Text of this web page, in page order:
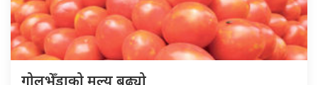
गोलभेँडाको मूल्य बढ्यो